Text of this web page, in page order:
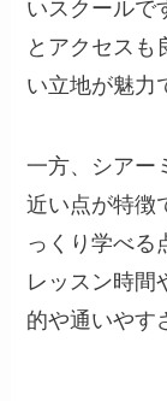
いスクールで
とアクセスも
い立地が魅力
一方、シアー
近い点が特徴
っくり学べる
レッスン時間
的や通いやす